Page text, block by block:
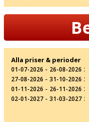
Alla priser & perioder
01-07-2026 ‐ 26-08-2026 :
27-08-2026 ‐ 31-10-2026 :
01-11-2026 ‐ 26-11-2026 :
02-01-2027 ‐ 31-03-2027 :